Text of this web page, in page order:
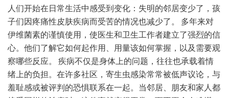
人们开始在日常生活中感受到变化：失明的邻居变少了，孩
子们因疼痛性皮肤疾病而受苦的情况也减少了。 多年来对
伊维菌素的谨慎使用，使医生和卫生工作者建立了强烈的信
心。他们了解它如何起作用、用量该如何掌握，以及需要观
察哪些反应。 疾病不仅是身体上的问题，往往也承载着情
绪上的负担。在许多社区，寄生虫感染常常被低声议论，与
羞耻感或被评判的恐惧联系在一起。当邻居、朋友和家人都